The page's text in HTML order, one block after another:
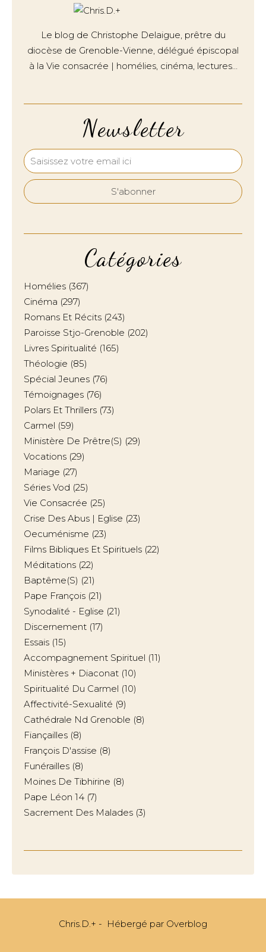
Newsletter
Catégories
Homélies (367)
Cinéma (297)
Romans Et Récits (243)
Paroisse Stjo-Grenoble (202)
Livres Spiritualité (165)
Théologie (85)
Spécial Jeunes (76)
Témoignages (76)
Polars Et Thrillers (73)
Carmel (59)
Ministère De Prêtre(s) (29)
Vocations (29)
Mariage (27)
Séries Vod (25)
Vie Consacrée (25)
Crise Des Abus | Eglise (23)
Oecuménisme (23)
Films Bibliques Et Spirituels (22)
Méditations (22)
Baptême(s) (21)
Pape François (21)
Synodalité - Eglise (21)
Discernement (17)
Essais (15)
Accompagnement Spirituel (11)
Ministères + Diaconat (10)
Spiritualité Du Carmel (10)
Affectivité-Sexualité (9)
Cathédrale Nd Grenoble (8)
Fiançailles (8)
François D'assise (8)
Funérailles (8)
Moines De Tibhirine (8)
Pape Léon 14 (7)
Sacrement Des Malades (3)
Le blog de Christophe Delaigue, prêtre du
diocèse de Grenoble-Vienne, délégué épiscopal
à la Vie consacrée | homélies, cinéma, lectures…
Chris.D.+ - Hébergé par Overblog